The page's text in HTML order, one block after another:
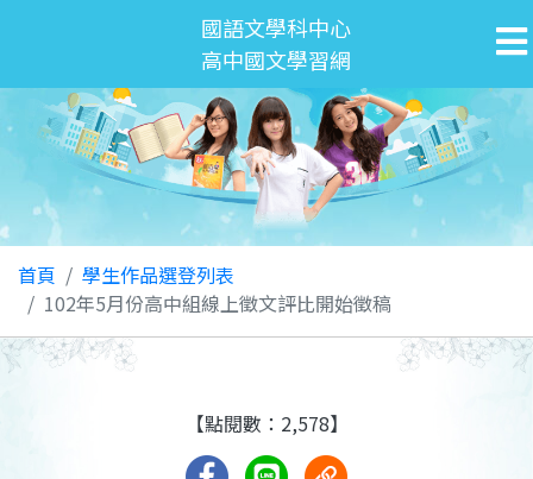
國語文學科中心
高中國文學習網
首頁
學生作品選登列表
102年5月份高中組線上徵文評比開始徵稿
【點閱數：2,578】